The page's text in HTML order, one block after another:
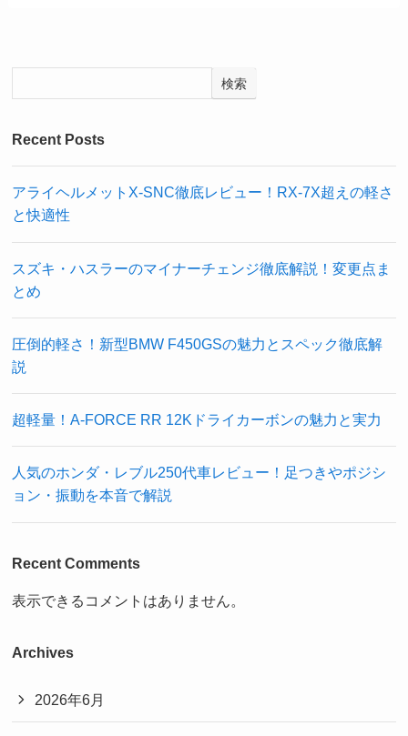
検索
Recent Posts
アライヘルメットX-SNC徹底レビュー！RX-7X超えの軽さ
と快適性
スズキ・ハスラーのマイナーチェンジ徹底解説！変更点ま
とめ
圧倒的軽さ！新型BMW F450GSの魅力とスペック徹底解
説
超軽量！A-FORCE RR 12Kドライカーボンの魅力と実力
人気のホンダ・レブル250代車レビュー！足つきやポジシ
ョン・振動を本音で解説
Recent Comments
表示できるコメントはありません。
Archives
2026年6月